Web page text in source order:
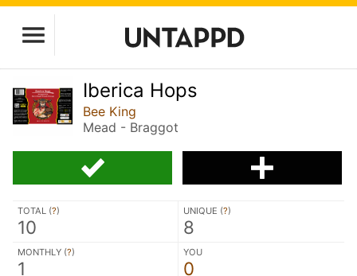
Iberica Hops
Bee King
Mead - Braggot
TOTAL (?)
10
UNIQUE (?)
8
MONTHLY (?)
1
YOU
0